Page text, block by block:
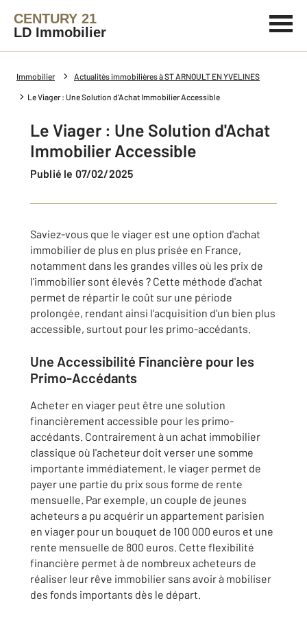
CENTURY 21
LD Immobilier
Immobilier Actualités immobilières à ST ARNOULT EN YVELINES
Le Viager : Une Solution d'Achat Immobilier Accessible
Le Viager : Une Solution d'Achat
Immobilier Accessible
Publié le 07/02/2025
Saviez-vous que le viager est une option d'achat
immobilier de plus en plus prisée en France,
notamment dans les grandes villes où les prix de
l'immobilier sont élevés ? Cette méthode d'achat
permet de répartir le coût sur une période
prolongée, rendant ainsi l'acquisition d'un bien plus
accessible, surtout pour les primo-accédants.
Une Accessibilité Financière pour les
Primo-Accédants
Acheter en viager peut être une solution
financièrement accessible pour les primo-
accédants. Contrairement à un achat immobilier
classique où l'acheteur doit verser une somme
importante immédiatement, le viager permet de
payer une partie du prix sous forme de rente
mensuelle. Par exemple, un couple de jeunes
acheteurs a pu acquérir un appartement parisien
en viager pour un bouquet de 100 000 euros et une
rente mensuelle de 800 euros. Cette flexibilité
financière permet à de nombreux acheteurs de
réaliser leur rêve immobilier sans avoir à mobiliser
des fonds importants dès le départ.